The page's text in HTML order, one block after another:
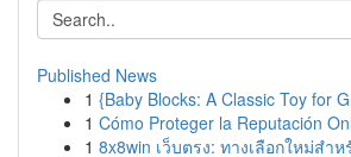
Published News
1 {Baby Blocks: A Classic Toy for
1 Cómo Proteger la Reputación
1 8x8win เว็บตรง: ทางเลือกใหม่สำ